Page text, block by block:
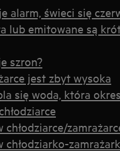
alarm, świeci się
lub emitowane są
szron?
jest zbyt wysoka
się woda, która